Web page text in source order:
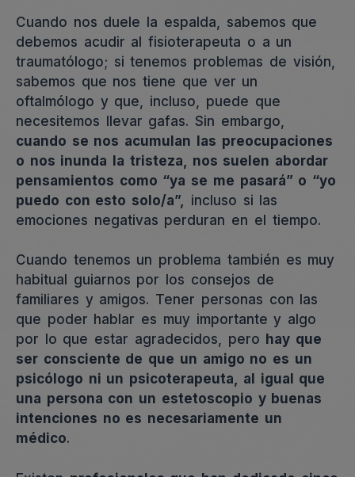
Cuando nos duele la espalda, sabemos que
debemos acudir al fisioterapeuta o a un
traumatólogo; si tenemos problemas de visión,
sabemos que nos tiene que ver un
oftalmólogo y que, incluso, puede que
necesitemos llevar gafas. Sin embargo,
cuando se nos acumulan las preocupaciones
o nos inunda la tristeza, nos suelen abordar
pensamientos como “ya se me pasará” o “yo
puedo con esto solo/a”,
incluso si las
emociones negativas perduran en el tiempo.
Cuando tenemos un problema también es muy
habitual guiarnos por los consejos de
familiares y amigos. Tener personas con las
que poder hablar es muy importante y algo
por lo que estar agradecidos, pero hay que
ser consciente de que un amigo no es un
psicólogo ni un psicoterapeuta, al igual que
una persona con un estetoscopio y buenas
intenciones no es necesariamente un
médico.